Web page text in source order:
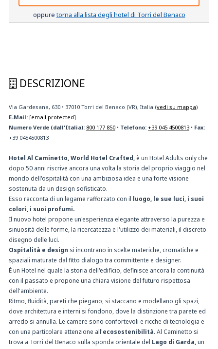
oppuretorna alla lista degli hotel di Torri del Benaco
DESCRIZIONE
Via Gardesana, 630 • 37010 Torri del Benaco (VR), Italia (vedi su mappa)
E-Mail: [email protected]
Numero Verde (dall'Italia): 800 177 850 • Telefono: +39 045 4500813 • Fax:
+39 0454500813
Hotel Al Caminetto, World Hotel Crafted,è un Hotel Adults only che
dopo 50 anni riscrive ancora una volta la storia del proprio viaggio nel
mondo dell'ospitalità con una ambiziosa idea e una forte visione
sostenuta da un design sofisticato.
Esso racconta di un legame rafforzato con il luogo, le sue luci, i suoi
colori, i suoi profumi.
Il nuovo hotel propone un'esperienza elegante attraverso la purezza e
sinuosità delle forme, la ricercatezza e l'utilizzo dei materiali, il discreto
disegno delle luci.
Ospitalità e design si incontrano in scelte materiche, cromatiche e
spaziali maturate dal fitto dialogo tra committente e designer.
È un Hotel nel quale la storia dell'edificio, definisce ancora la continuità
con il passato e propone una chiara visione del futuro rispettosa
dell'ambiente.
Ritmo, fluidità, pareti che piegano, si staccano e modellano gli spazi,
dove architettura e interni si fondono, dove la distinzione tra parete ed
arredo si annulla. Le camere sono confortevoli e ricche di tecnologia e
con una particolare attenzione all'ecosostenibilità. Al Caminetto si
trova a Torri del Benaco sulla sponda orientale del Lago di Garda,un